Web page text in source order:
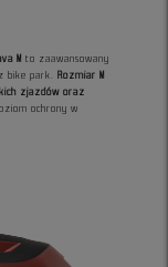
M to zaawansowany
bike park. Rozmiar M
zjazdów oraz
ochrony w